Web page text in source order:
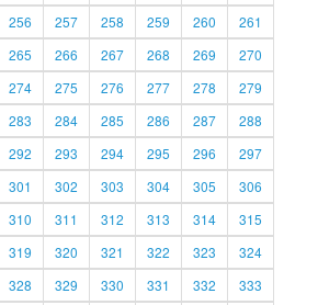
256 257 258 259 260
261
265 266 267 268 269
270
274 275 276 277 278
279
283 284 285 286 287
288
292 293 294 295 296
297
301 302 303 304 305
306
310 311 312 313 314
315
319 320 321 322 323
324
328 329 330 331 332 333